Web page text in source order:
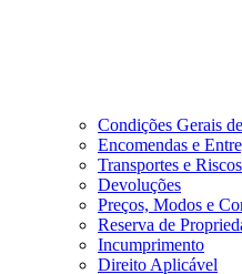
Condições Gerais
Encomendas e
Transportes e Riscos
Devoluções
Preços, Modos e
Reserva de
Incumprimento
Direito Aplicável